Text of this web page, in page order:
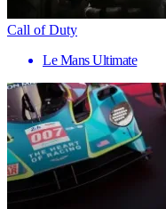
Call of Duty
Le Mans Ultimate